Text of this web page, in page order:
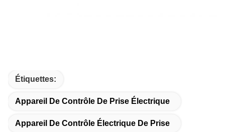
Étiquettes:
Appareil De Contrôle De Prise Électrique
Appareil De Contrôle Électrique De Prise